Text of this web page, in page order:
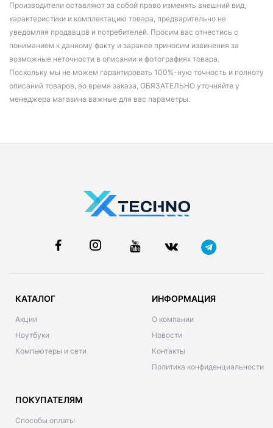
Производители оставляют за собой право изменять внешний вид,
характеристики и комплектацию товара, предварительно не
уведомляя продавцов и потребителей. Просим вас отнестись с
пониманием к данному факту и заранее приносим извинения за
возможные неточности в описании и фотографиях товара.
Поскольку мы не можем гарантировать 100%-ную точность и полноту
описаний товаров, во время заказа, ОБЯЗАТЕЛЬНО уточняйте у
менеджера магазина важные для вас параметры.
КАТАЛОГ
Акции
Ноутбуки
Компьютеры и сети
ИНФОРМАЦИЯ
О компании
Новости
Контакты
Политика конфиденциальности
ПОКУПАТЕЛЯМ
Способы оплаты